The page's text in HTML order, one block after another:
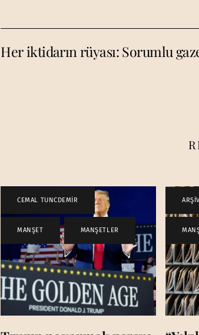
Her iktidarın rüyası: Sorumlu
CEMAL TUNCDEMİR ,
MANŞET , MANŞETLER
ARŞİV